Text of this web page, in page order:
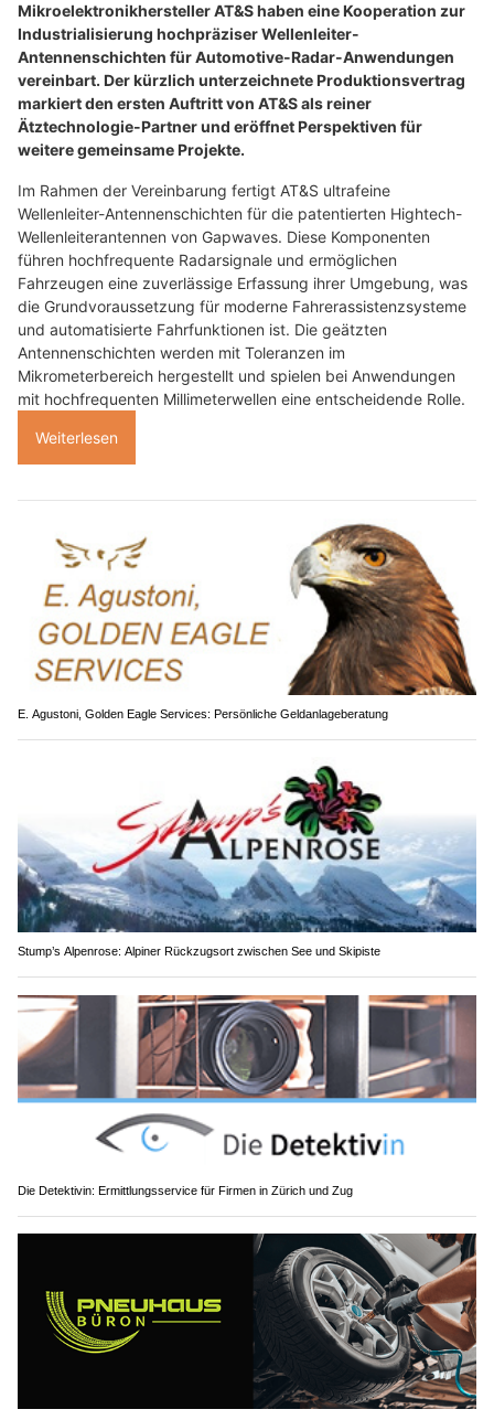
Mikroelektronikhersteller AT&S haben eine Kooperation zur
Industrialisierung hochpräziser Wellenleiter-
Antennenschichten für Automotive-Radar-Anwendungen
vereinbart. Der kürzlich unterzeichnete Produktionsvertrag
markiert den ersten Auftritt von AT&S als reiner
Ätztechnologie-Partner und eröffnet Perspektiven für
weitere gemeinsame Projekte.
Im Rahmen der Vereinbarung fertigt AT&S ultrafeine
Wellenleiter-Antennenschichten für die patentierten Hightech-
Wellenleiterantennen von Gapwaves. Diese Komponenten
führen hochfrequente Radarsignale und ermöglichen
Fahrzeugen eine zuverlässige Erfassung ihrer Umgebung, was
die Grundvoraussetzung für moderne Fahrerassistenzsysteme
und automatisierte Fahrfunktionen ist. Die geätzten
Antennenschichten werden mit Toleranzen im
Mikrometerbereich hergestellt und spielen bei Anwendungen
mit hochfrequenten Millimeterwellen eine entscheidende Rolle.
Weiterlesen
E. Agustoni, Golden Eagle Services: Persönliche Geldanlageberatung
Stump’s Alpenrose: Alpiner Rückzugsort zwischen See und Skipiste
Die Detektivin: Ermittlungsservice für Firmen in Zürich und Zug